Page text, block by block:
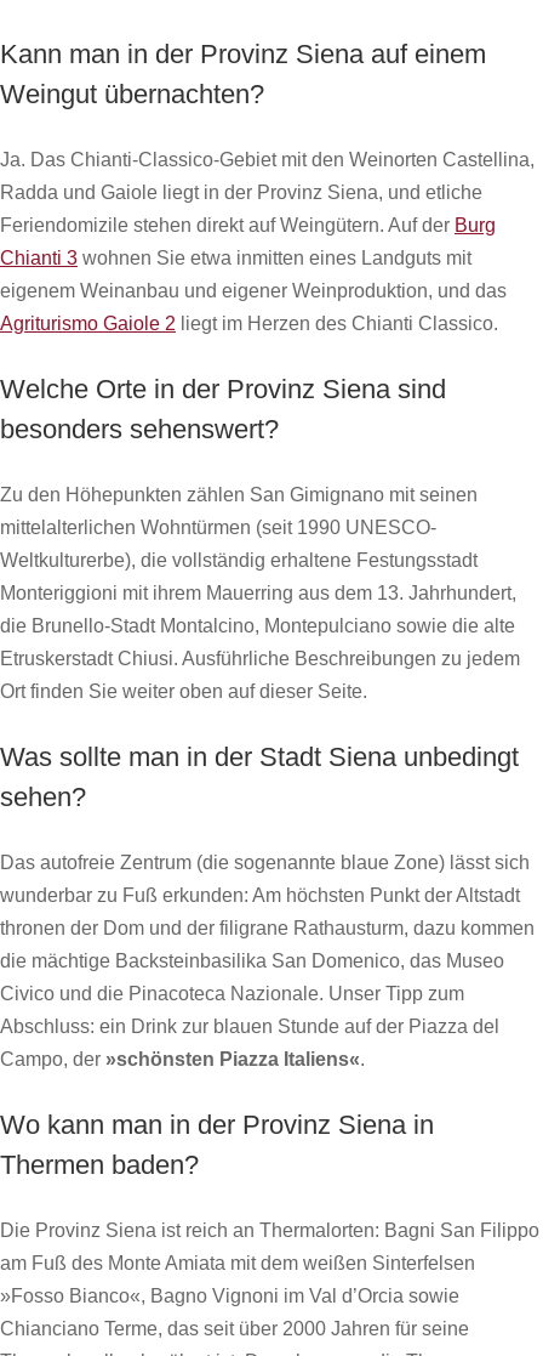
Kann man in der Provinz Siena auf einem
Weingut übernachten?
Ja. Das Chianti-Classico-Gebiet mit den Weinorten Castellina,
Radda und Gaiole liegt in der Provinz Siena, und etliche
Feriendomizile stehen direkt auf Weingütern. Auf der Burg
Chianti 3 wohnen Sie etwa inmitten eines Landguts mit
eigenem Weinanbau und eigener Weinproduktion, und das
Agriturismo Gaiole 2 liegt im Herzen des Chianti Classico.
Welche Orte in der Provinz Siena sind
besonders sehenswert?
Zu den Höhepunkten zählen San Gimignano mit seinen
mittelalterlichen Wohntürmen (seit 1990 UNESCO-
Weltkulturerbe), die vollständig erhaltene Festungsstadt
Monteriggioni mit ihrem Mauerring aus dem 13. Jahrhundert,
die Brunello-Stadt Montalcino, Montepulciano sowie die alte
Etruskerstadt Chiusi. Ausführliche Beschreibungen zu jedem
Ort finden Sie weiter oben auf dieser Seite.
Was sollte man in der Stadt Siena unbedingt
sehen?
Das autofreie Zentrum (die sogenannte blaue Zone) lässt sich
wunderbar zu Fuß erkunden: Am höchsten Punkt der Altstadt
thronen der Dom und der filigrane Rathausturm, dazu kommen
die mächtige Backsteinbasilika San Domenico, das Museo
Civico und die Pinacoteca Nazionale. Unser Tipp zum
Abschluss: ein Drink zur blauen Stunde auf der Piazza del
Campo, der »schönsten Piazza Italiens«.
Wo kann man in der Provinz Siena in
Thermen baden?
Die Provinz Siena ist reich an Thermalorten: Bagni San Filippo
am Fuß des Monte Amiata mit dem weißen Sinterfelsen
»Fosso Bianco«, Bagno Vignoni im Val d’Orcia sowie
Chianciano Terme, das seit über 2000 Jahren für seine